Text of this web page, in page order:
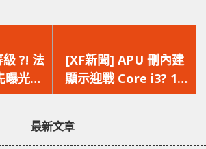
?! 法
曝光
2060
一
篇
文
[XF新聞] APU 刪內建
顯示迎戰 Core i3? 12
代遊戲筆電規格流出!
最新文章